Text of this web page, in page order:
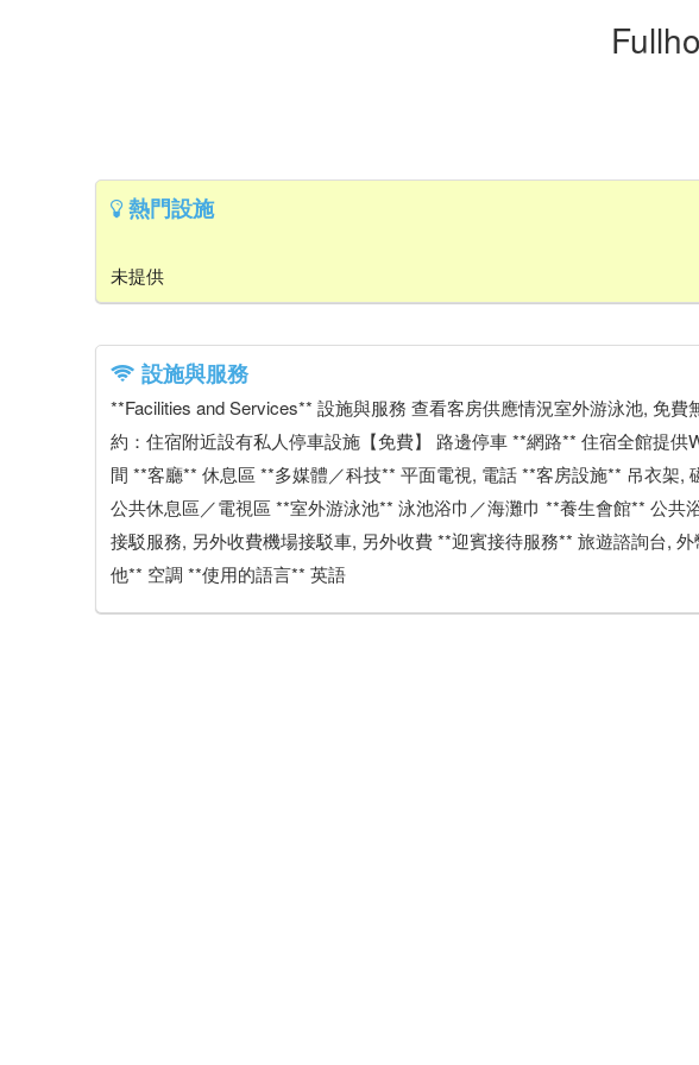
熱門設施
未提供
設施與服務
**Facilities and Services** 設施與服務 查看客房供應情況室外游泳池, 免
約：住宿附近設有私人停車設施【免費】 路邊停車 **網路** 住宿全館提
間 **客廳** 休息區 **多媒體／科技** 平面電視, 電話 **客房設施** 吊衣架
公共休息區／電視區 **室外游泳池** 泳池浴巾／海灘巾 **養生會館** 公
接駁服務, 另外收費機場接駁車, 另外收費 **迎賓接待服務** 旅遊諮詢台,
他** 空調 **使用的語言** 英語